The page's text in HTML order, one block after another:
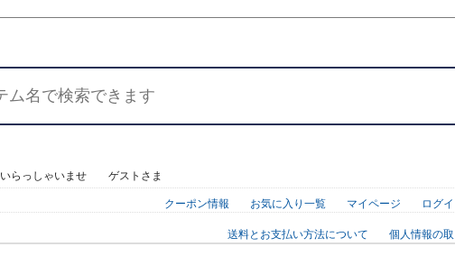
いらっしゃいませ ゲストさま
クーポン情報 お気に入り一覧 マイページ ログ
送料とお支払い方法について 個人情報の